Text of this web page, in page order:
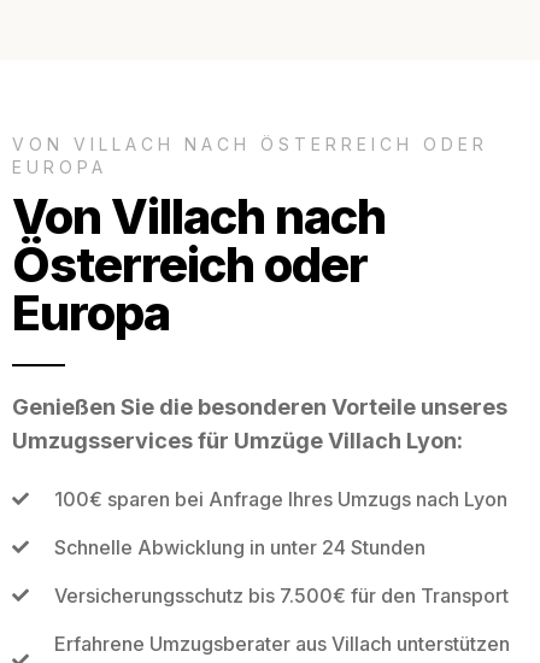
VON VILLACH NACH ÖSTERREICH ODER
EUROPA
Von Villach nach
Österreich oder
Europa
Genießen Sie die besonderen Vorteile unseres
Umzugsservices für Umzüge Villach Lyon:
100€ sparen bei Anfrage Ihres Umzugs nach Lyon
Schnelle Abwicklung in unter 24 Stunden
Versicherungsschutz bis 7.500€ für den Transport
Erfahrene Umzugsberater aus Villach unterstützen